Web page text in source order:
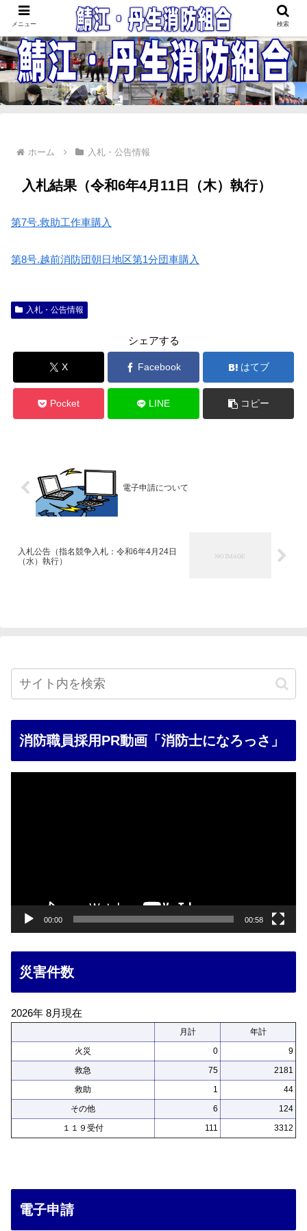
鯖江・丹生消防組合
ホーム 入札・公告情報
入札結果（令和6年4月11日（木）執行）
第7号.救助工作車購入
第8号.越前消防団朝日地区第1分団車購入
入札・公告情報
シェアする
X Facebook はてブ
Pocket LINE コピー
電子申請について
入札公告（指名競争入札：令和6年4月24日
（水）執行）
消防職員採用PR動画「消防士になろっさ」
00:00 00:58
災害件数
2026年 8月現在
月計
年計
火災
0
9
救急
75
2181
救助
1
44
その他
6
124
１１９受付
111 3312
電子申請
メニュー 検索